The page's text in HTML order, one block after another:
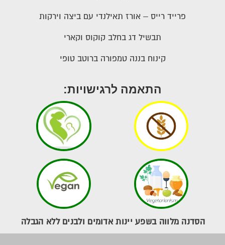
פרייד רייס – אורז תאילנדי עם ביצה וירקות
תבשיל דג בחלב קוקוס וקארי
קינוח בננה טמפורה ברוטב טופי
התאמה לרגישויות:
הסדנה מלווה בשפע יינות אדומים ולבנים ללא הגבלה